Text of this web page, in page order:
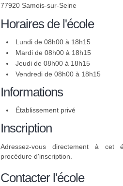
77920 Samois-sur-Seine
Horaires de l'école
Lundi de 08h00 à 18h15
Mardi de 08h00 à 18h15
Jeudi de 08h00 à 18h15
Vendredi de 08h00 à 18h15
Informations
Établissement privé
Inscription
Adressez-vous directement à cet
procédure d'inscription.
Contacter l'école